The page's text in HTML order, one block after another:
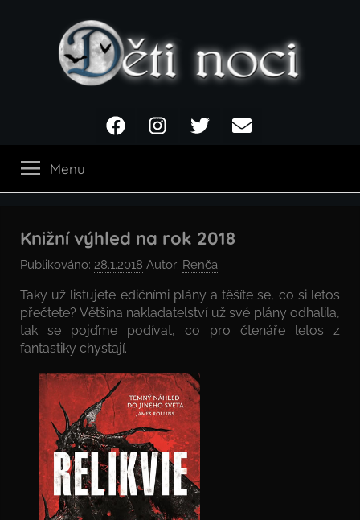
noci
FacebookInstagramTwitter Email
Menu
Knižní výhled na rok 2018
Publikováno: 28.1.2018 Autor: Renča
Taky už listujete edičními plány a těšíte se, co si letos
přečtete? Většina nakladatelství už své plány odhalila,
tak se pojďme podívat, co pro čtenáře letos z
fantastiky chystají.